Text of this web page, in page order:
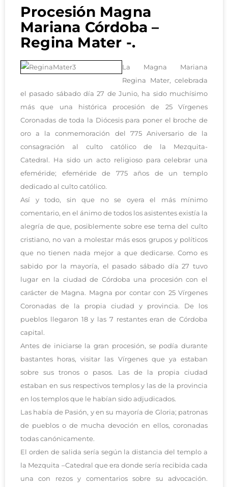
Procesión Magna
Mariana Córdoba –
Regina Mater -.
La Magna Mariana
Regina Mater, celebrada
el pasado sábado día 27 de Junio, ha sido muchísimo
más que una histórica procesión de 25 Vírgenes
Coronadas de toda la Diócesis para poner el broche de
oro a la conmemoración del 775 Aniversario de la
consagración al culto católico de la Mezquita-
Catedral. Ha sido un acto religioso para celebrar una
efeméride; efeméride de 775 años de un templo
dedicado al culto católico.
Así y todo, sin que no se oyera el más mínimo
comentario, en el ánimo de todos los asistentes existía la
alegría de que, posiblemente sobre ese tema del culto
cristiano, no van a molestar más esos grupos y políticos
que no tienen nada mejor a que dedicarse. Como es
sabido por la mayoría, el pasado sábado día 27 tuvo
lugar en la ciudad de Córdoba una procesión con el
carácter de Magna. Magna por contar con 25 Vírgenes
Coronadas de la propia ciudad y provincia. De los
pueblos llegaron 18 y las 7 restantes eran de Córdoba
capital.
Antes de iniciarse la gran procesión, se podía durante
bastantes horas, visitar las Vírgenes que ya estaban
sobre sus tronos o pasos. Las de la propia ciudad
estaban en sus respectivos templos y las de la provincia
en los templos que le habían sido adjudicados.
Las había de Pasión, y en su mayoría de Gloria; patronas
de pueblos o de mucha devoción en ellos, coronadas
todas canónicamente.
El orden de salida sería según la distancia del templo a
la Mezquita –Catedral que era donde sería recibida cada
una con rezos y comentarios sobre su advocación.